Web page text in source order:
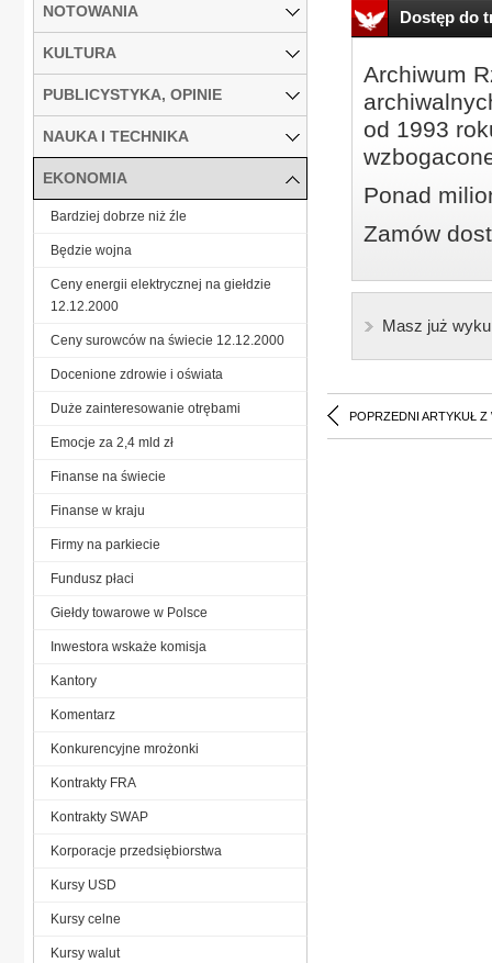
Dostęp do
Archiwum
od 1993
Ponad
Zamów
Masz już
POPRZEDNI ARTYKUŁ Z
NOTOWANIA
KULTURA
PUBLICYSTYKA, OPINIE
NAUKA I TECHNIKA
EKONOMIA
Bardziej dobrze niż źle
Będzie wojna
Ceny energii elektrycznej na giełdzie
12.12.2000
Ceny surowców na świecie 12.12.2000
Docenione zdrowie i oświata
Duże zainteresowanie otrębami
Emocje za 2,4 mld zł
Finanse na świecie
Finanse w kraju
Firmy na parkiecie
Fundusz płaci
Giełdy towarowe w Polsce
Inwestora wskaże komisja
Kantory
Komentarz
Konkurencyjne mrożonki
Kontrakty FRA
Kontrakty SWAP
Korporacje przedsiębiorstwa
Kursy USD
Kursy celne
Kursy walut